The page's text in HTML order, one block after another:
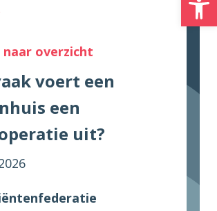
naar overzicht
voert een
een
uit?